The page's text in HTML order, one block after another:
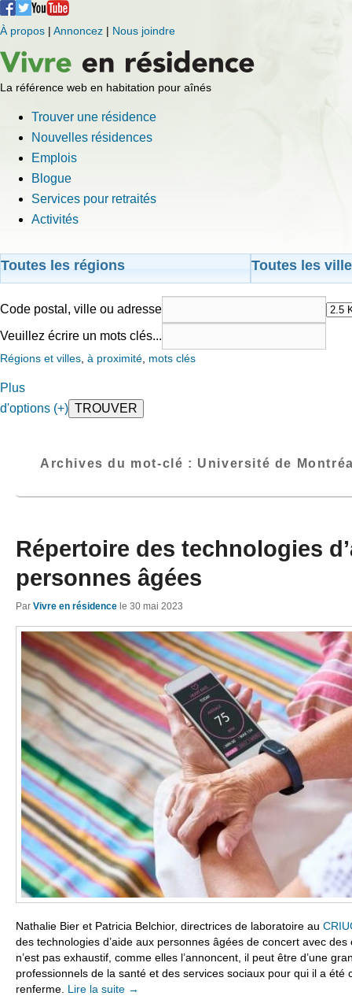
À propos | Annoncez | Nous joindre
La référence web en habitation pour aînés
Trouver une résidence
Nouvelles résidences
Emplois
Blogue
Services pour retraités
Activités
Toutes les régions Toutes les
Code postal, ville ou adresse
Veuillez écrire un mots clés...
Régions et villes à proximité mots clés
Plus
d'options (+)
Archives du mot-clé : Université de
Répertoire des technologies
personnes âgées
Par Vivre en résidence le 30 mai 2023
Nathalie Bier et Patricia Belchior, directrices de laboratoire au
des technologies d’aide aux personnes âgées de concert avec
n’est pas exhaustif, comme elles l’annoncent, il peut être d’une
professionnels de la santé et des services sociaux pour qui il a été
renferme. Lire la suite →